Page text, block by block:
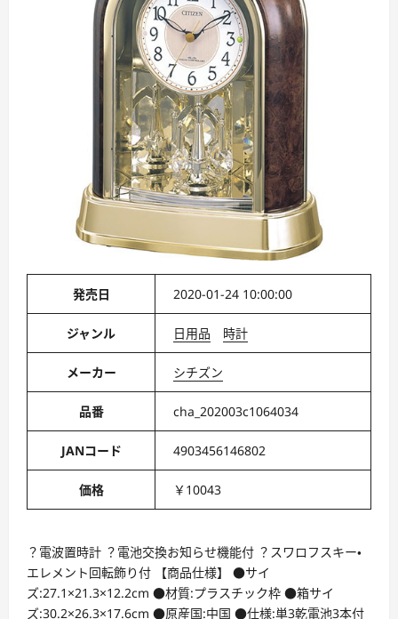
発売日 2020-01-24 10:00:00
ジャンル 日用品 時計
メーカー シチズン
品番 cha_202003c1064034
JANコード 4903456146802
価格 ￥10043
？電波置時計 ？電池交換お知らせ機能付 ？スワロフスキー・
エレメント回転飾り付 【商品仕様】 ●サイ
ズ:27.1×21.3×12.2cm ●材質:プラスチック枠 ●箱サイ
ズ:30.2×26.3×17.6cm ●原産国:中国 ●仕様:単3乾電池3本付